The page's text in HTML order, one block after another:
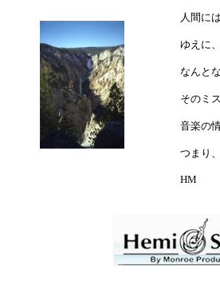
人間に
ゆえに
なんと
そのミ
音楽の
つまり
HM